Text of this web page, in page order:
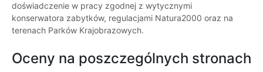
doświadczenie w pracy zgodnej z wytycznymi
konserwatora zabytków, regulacjami Natura2000 oraz na
terenach Parków Krajobrazowych.
Oceny na poszczególnych stronach